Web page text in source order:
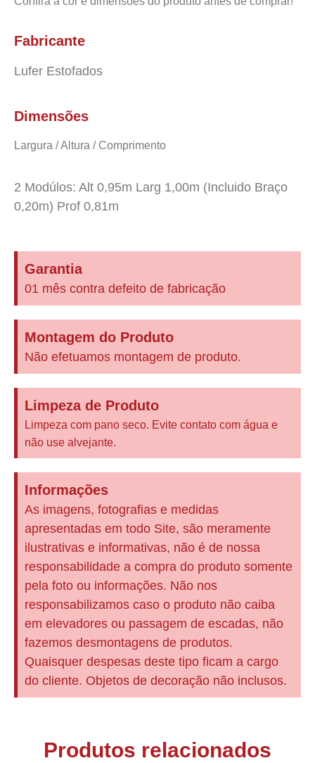
Fabricante
Lufer Estofados
Dimensões
Largura / Altura / Comprimento
2 Modúlos: Alt 0,95m Larg 1,00m (Incluido Braço
0,20m) Prof 0,81m
Garantia
01 mês contra defeito de fabricação
Montagem do Produto
Não efetuamos montagem de produto.
Limpeza de Produto
Limpeza com pano seco. Evite contato com água e
não use alvejante.
Informações
As imagens, fotografias e medidas
apresentadas em todo Site, são meramente
ilustrativas e informativas, não é de nossa
responsabilidade a compra do produto somente
pela foto ou informações. Não nos
responsabilizamos caso o produto não caiba
em elevadores ou passagem de escadas, não
fazemos desmontagens de produtos.
Quaisquer despesas deste tipo ficam a cargo
do cliente. Objetos de decoração não inclusos.
Produtos relacionados